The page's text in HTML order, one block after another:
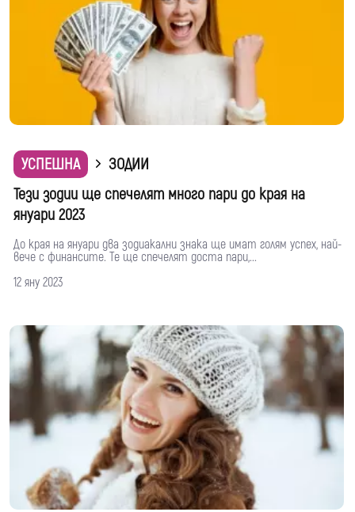
УСПЕШНА
ЗОДИИ
Тези зодии ще спечелят много пари до края на
януари 2023
До края на януари два зодиакални знака ще имат голям успех, най-
вече с финансите. Те ще спечелят доста пари,...
12 яну 2023